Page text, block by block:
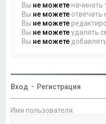
Вы не можете начинать
Вы не можете отвечать
Вы не можете
Вы не можетеудалять
Вы не можете
Вход • Регистрация
Имя пользователя: